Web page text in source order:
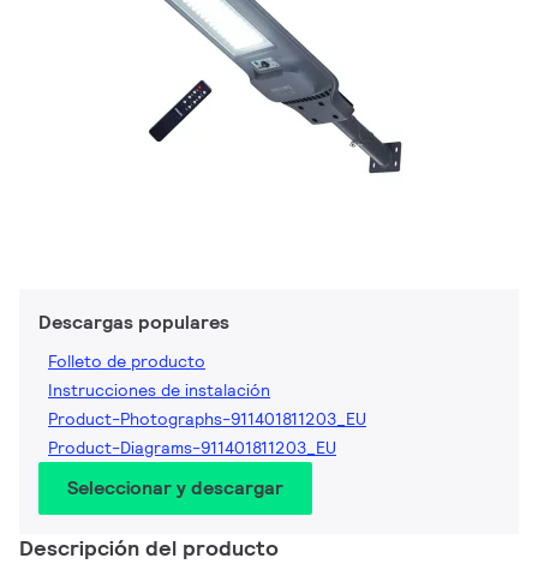
Descargas populares
Folleto de producto
Instrucciones de instalación
Product-Photographs-911401811203_EU
Product-Diagrams-911401811203_EU
Seleccionar y descargar
Descripción del producto